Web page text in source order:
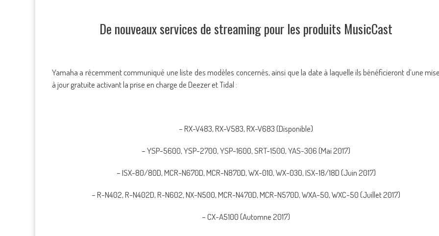
De nouveaux services de streaming pour les produits MusicCast
Yamaha a récemment communiqué une liste des modèles concernés, ainsi que la date à laquelle ils bénéficieront d’une
à jour gratuite activant la prise en charge de Deezer et Tidal :
– RX-V483, RX-V583, RX-V683 (Disponible)
– YSP-5600, YSP-2700, YSP-1600, SRT-1500, YAS-306 (Mai 2017)
– ISX-80/80D, MCR-N670D, MCR-N870D, WX-010, WX-030, ISX-18/18D (Juin 2017)
– R-N402, R-N402D, R-N602, NX-N500, MCR-N470D, MCR-N570D, WXA-50, WXC-50 (Juillet 2017)
– CX-A5100 (Automne 2017)